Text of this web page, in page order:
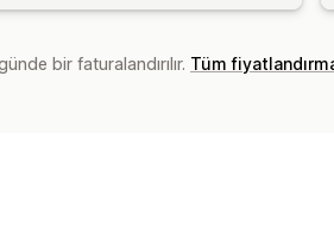
bir faturalandırılır. Tüm